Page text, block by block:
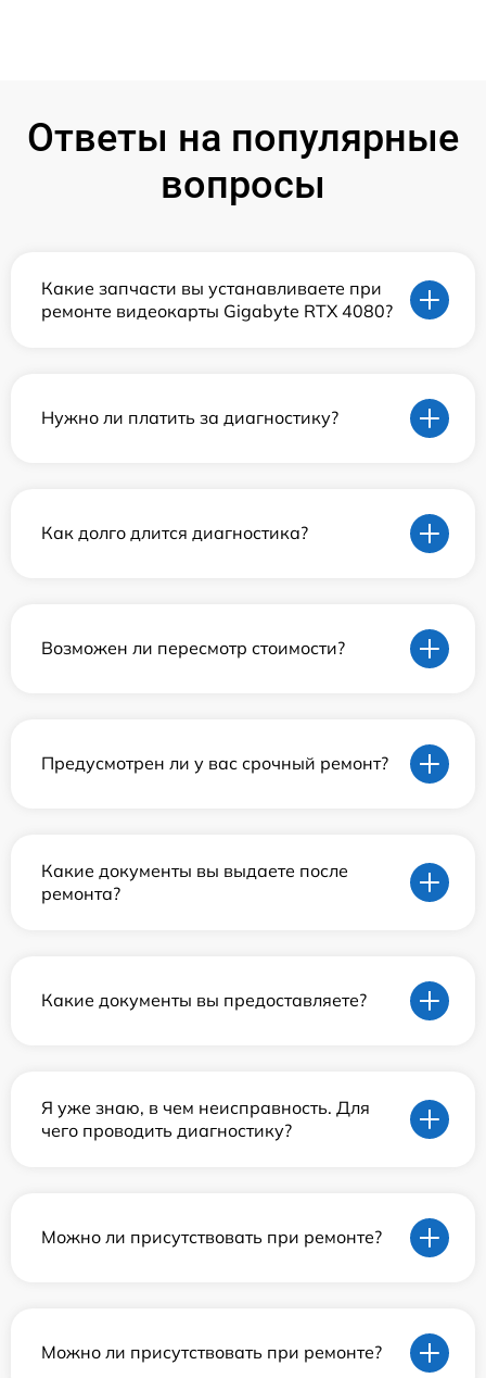
Ответы на популярные
вопросы
Какие запчасти вы устанавливаете при
ремонте видеокарты Gigabyte RTX 4080?
Нужно ли платить за диагностику?
Как долго длится диагностика?
Возможен ли пересмотр стоимости?
Предусмотрен ли у вас срочный ремонт?
Какие документы вы выдаете после
ремонта?
Какие документы вы предоставляете?
Я уже знаю, в чем неисправность. Для
чего проводить диагностику?
Можно ли присутствовать при ремонте?
Можно ли присутствовать при ремонте?